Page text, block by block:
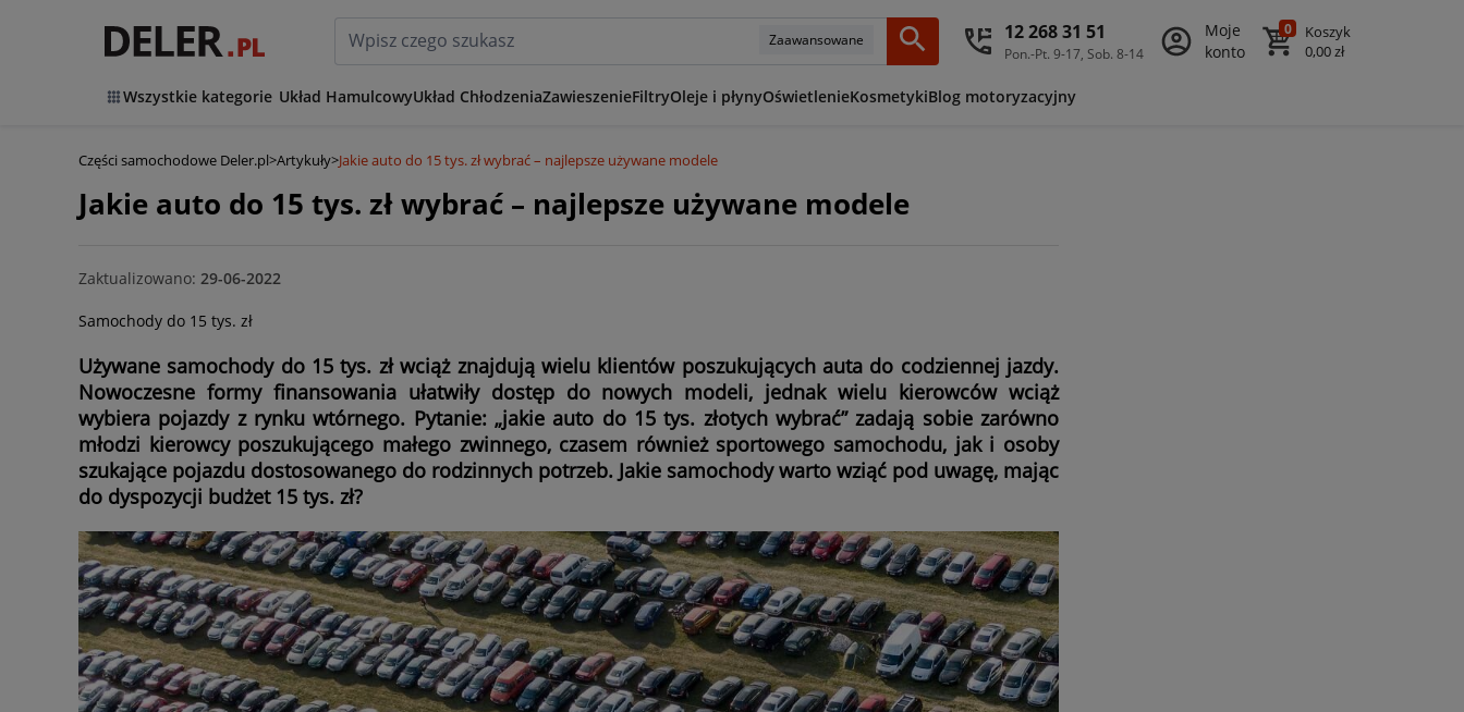
Zaawansowane 12 268 31 51
Pon.-Pt. 9-17, Sob. 8-14
Moje
konto
0
Koszyk
0,00 zł
Wszystkie kategorie Układ HamulcowyUkład ChłodzeniaZawieszenieFiltryOleje i płynyOświetlenieKosmetykiBlog motoryzacyjny
Części samochodowe Deler.pl>Artykuły>Jakie auto do 15 tys. zł wybrać – najlepsze używane modele
Jakie auto do 15 tys. zł wybrać – najlepsze używane modele
Zaktualizowano: 29-06-2022
Samochody do 15 tys. zł
Używane samochody do 15 tys. zł wciąż znajdują wielu klientów poszukujących auta do codziennej jazdy.
Nowoczesne formy finansowania ułatwiły dostęp do nowych modeli, jednak wielu kierowców wciąż
wybiera pojazdy z rynku wtórnego. Pytanie: „jakie auto do 15 tys. złotych wybrać” zadają sobie zarówno
młodzi kierowcy poszukującego małego zwinnego, czasem również sportowego samochodu, jak i osoby
szukające pojazdu dostosowanego do rodzinnych potrzeb. Jakie samochody warto wziąć pod uwagę, mając
do dyspozycji budżet 15 tys. zł?